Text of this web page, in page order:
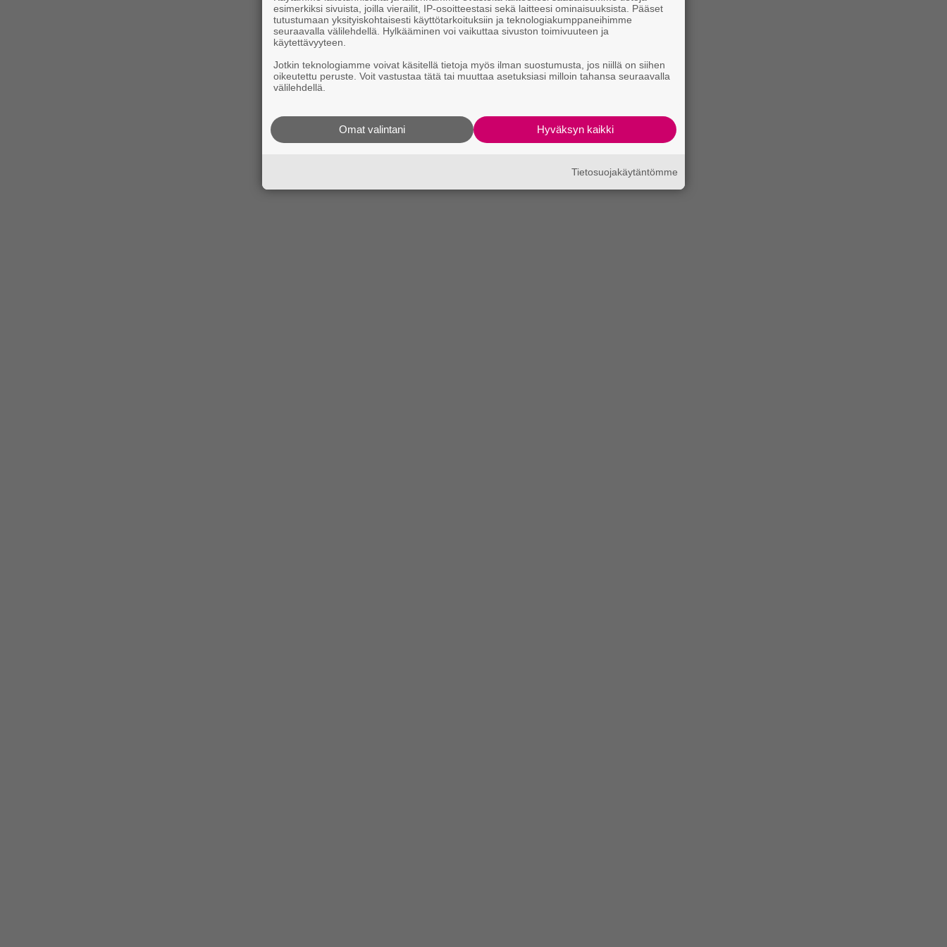
esimerkiksi sivuista, joilla vierailit, IP-osoitteestasi sekä laitteesi ominaisuuksista. Pääset
tutustumaan yksityiskohtaisesti käyttötarkoituksiin ja teknologiakumppaneihimme
seuraavalla välilehdellä. Hylkääminen voi vaikuttaa sivuston toimivuuteen ja
käytettävyyteen.
Jotkin teknologiamme voivat käsitellä tietoja myös ilman suostumusta, jos niillä on siihen
oikeutettu peruste. Voit vastustaa tätä tai muuttaa asetuksiasi milloin tahansa seuraavalla
välilehdellä.
Hyväksyn kaikki
Omat valintani
Tietosuojakäytäntömme